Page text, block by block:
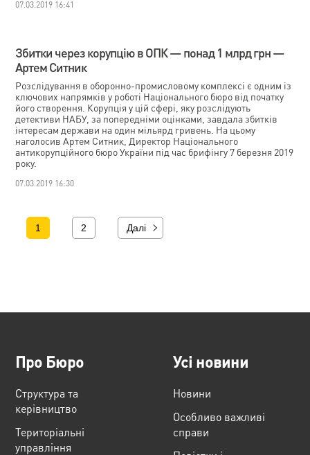
07.03.2019 16:41
Збитки через корупцію в ОПК — понад 1 млрд грн —
Артем Ситник
Розслідування в оборонно-промисловому комплексі є одним із
ключових напрямків у роботі Національного бюро від початку
його створення. Корупція у цій сфері, яку розслідують
детективи НАБУ, за попередніми оцінками, завдала збитків
інтересам держави на один мільярд гривень. На цьому
наголосив Артем Ситник, Директор Національного
антикорупційного бюро України під час брифінгу 7 березня 2019
року.
07.03.2019 16:30
1 2 Далі
Про Бюро
Структура та
керівництво
Територіальні
управління
Усі новини
Новини
Особливо важливі
справи